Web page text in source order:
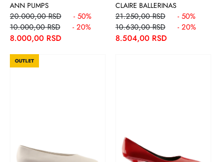
ANN PUMPS
20.000,00 RSD
- 50%
10.000,00 RSD
- 20%
8.000,00 RSD
CLAIRE BALLERINAS
21.250,00 RSD
- 50%
10.630,00 RSD
- 20%
8.504,00 RSD
OUTLET